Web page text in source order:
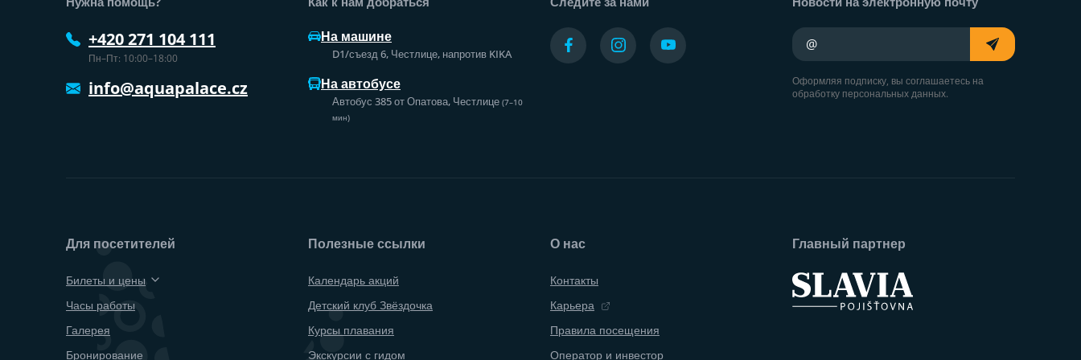
+420 271 104 111
Пн–Пт: 10:00–18:00
info@aquapalace.cz
На машине
D1/съезд 6, Честлице, напротив KIKA
На автобусе
Автобус 385 от Опатова, Честлице (7–10
мин)
Ваш адрес электронной почты
Оформляя подписку, вы соглашаетесь на
обработку персональных данных.
Для посетителей
Билеты и цены
Часы работы
Галерея
Бронирование
Полезные ссылки
Календарь акций
Детский клуб Звёздочка
Курсы плавания
Экскурсии с гидом
О нас
Контакты
Карьера
Правила посещения
Оператор и инвестор
Главный партнер